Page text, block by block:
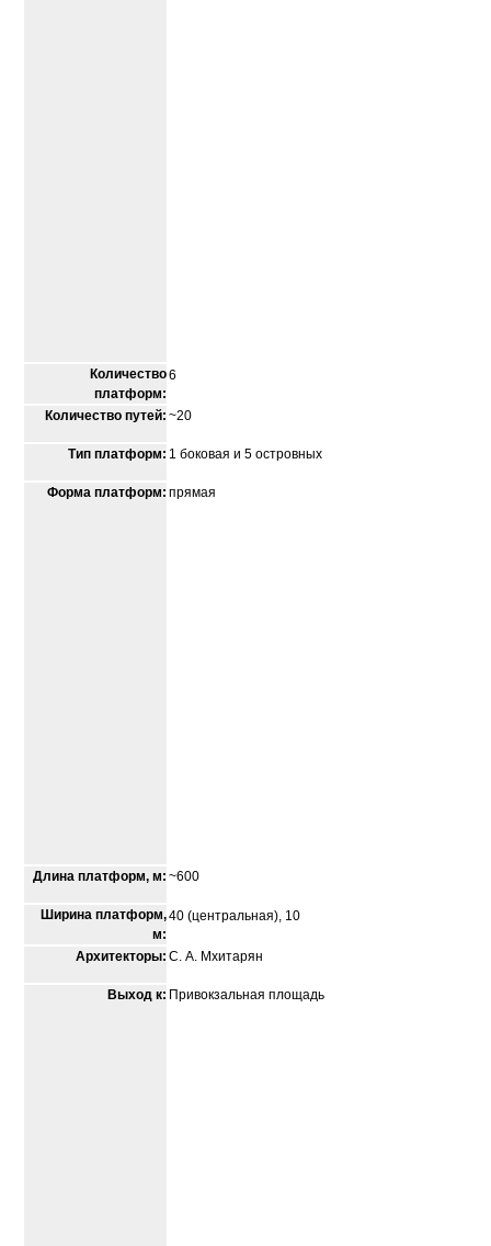
Количество
платформ:
6
Количество путей: ~20
Тип платформ: 1 боковая и 5 островных
Форма платформ: прямая
Длина платформ, м: ~600
Ширина платформ,
м:
40 (центральная), 10
Архитекторы: С. А. Мхитарян
Выход к: Привокзальная площадь